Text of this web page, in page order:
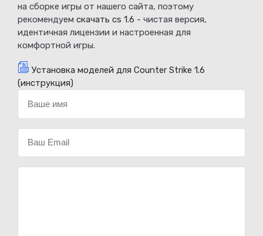
на сборке игры от нашего сайта, поэтому
рекомендуем скачать cs 1.6 - чистая версия,
идентичная лицензии и настроенная для
комфортной игры.
Установка моделей для Counter Strike 1.6
(инструкция)